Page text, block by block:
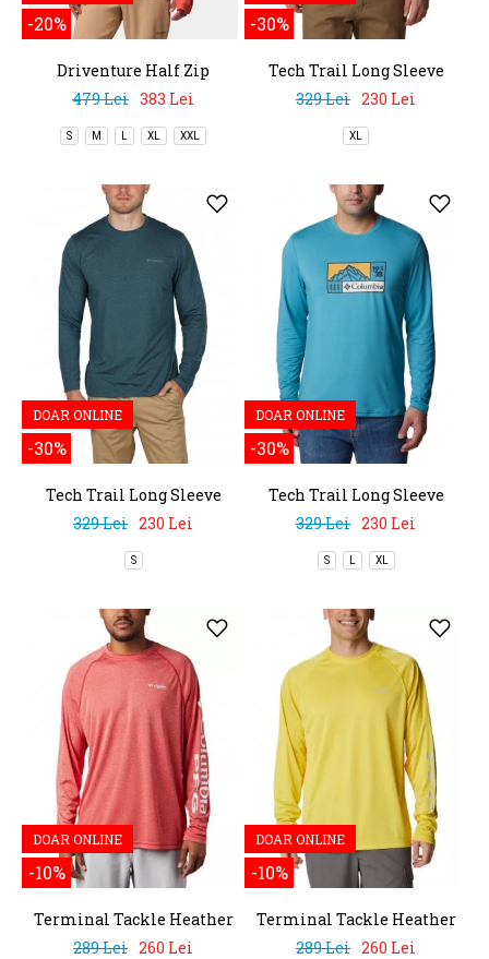
-20%
Driventure Half Zip
479 Lei 383 Lei
S M L XL XXL
-30%
Tech Trail Long Sleeve
Graphic
329 Lei 230 Lei
XL
DOAR ONLINE
-30%
Tech Trail Long Sleeve
Graphic
329 Lei 230 Lei
S
DOAR ONLINE
-30%
Tech Trail Long Sleeve
Graphic
329 Lei 230 Lei
S L XL
DOAR ONLINE
-10%
Terminal Tackle Heather
LS Shirt
289 Lei 260 Lei
DOAR ONLINE
-10%
Terminal Tackle Heather
LS Shirt
289 Lei 260 Lei